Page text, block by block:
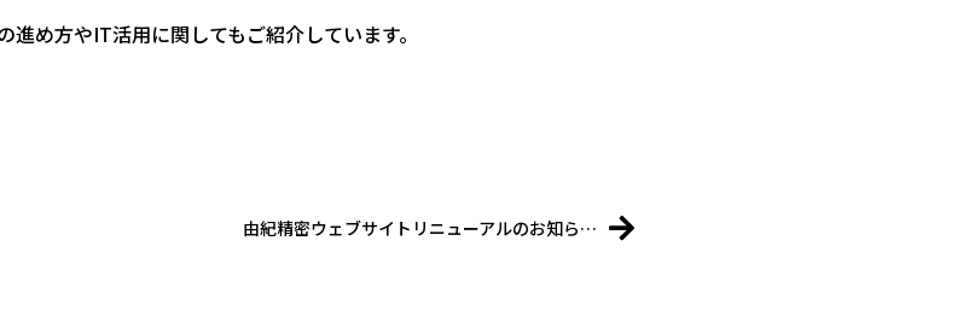
め方やIT活用に関してもご紹介しています。
由紀精密ウェブサイトリニューアルのお知ら…